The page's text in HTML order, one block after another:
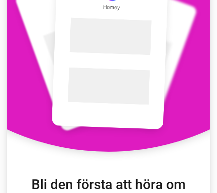
Bli den första att höra om